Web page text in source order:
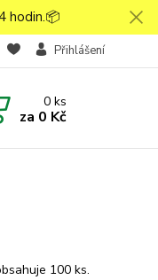
hodin.📦
Přihlášení
0ks
za 0 Kč
100 ks.